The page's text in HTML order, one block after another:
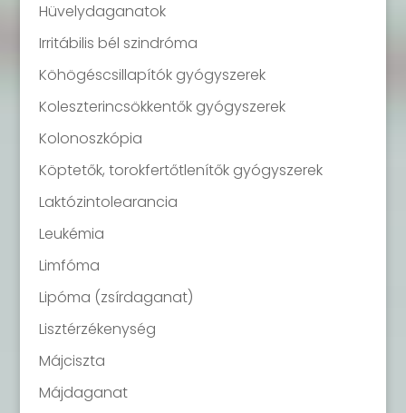
Hüvelydaganatok
Irritábilis bél szindróma
Köhögéscsillapítók gyógyszerek
Koleszterincsökkentők gyógyszerek
Kolonoszkópia
Köptetők, torokfertőtlenítők gyógyszerek
Laktózintolearancia
Leukémia
Limfóma
Lipóma (zsírdaganat)
Lisztérzékenység
Májciszta
Májdaganat